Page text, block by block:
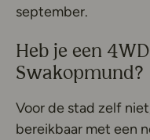
september.
Heb je een
Swakopmund?
Voor de stad zelf
bereikbaar met een